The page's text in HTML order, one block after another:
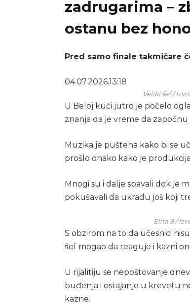
zadrugarima –
ostanu bez
Pred samo finale takmičare
04.07.2026.13:18
Veliki šef /
U Beloj kući jutro je počelo
znanja da je vreme da započnu
Muzika je puštena kako bi se
prošlo onako kako je
Mnogi su i dalje spavali dok je
pokušavali da ukradu još koji
Elita 9 /
S obzirom na to da učesnici
šef mogao da reaguje i kazni
U rijalitiju se nepoštovanje
buđenja i ostajanje u krevetu
kazne.